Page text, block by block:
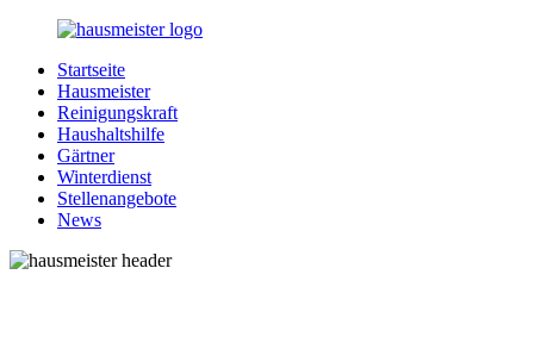
Zurück
Inhalt
Hausmeister.de
Alles
rund
Ihren
Haushalt
Startseite
Hausmeister
Reinigungskraft
Haushaltshilfe
Gärtner
Winterdienst
Stellenangebote
News